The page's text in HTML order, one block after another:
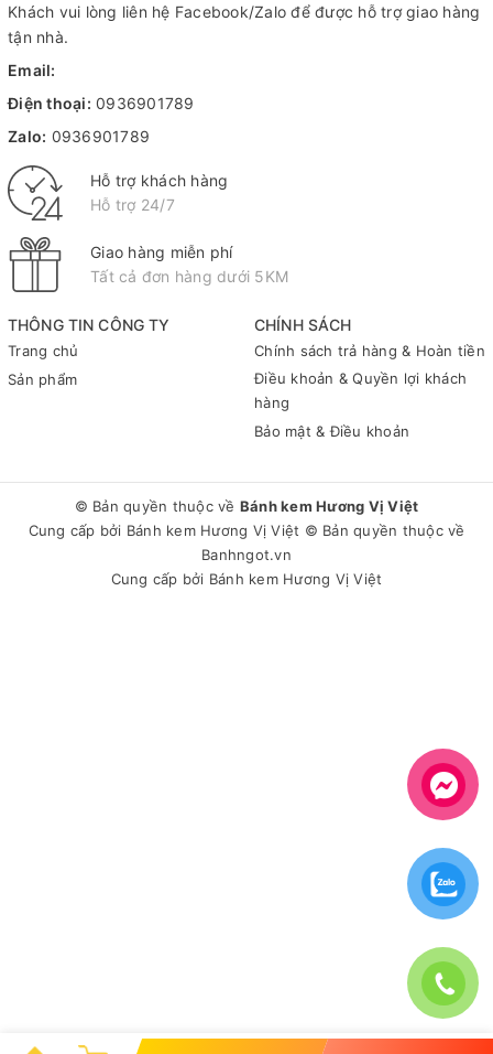
THÔNG TIN CÔNG TY
Trang chủ
Sản phẩm
CHÍNH SÁCH
Chính sách trả hàng & Hoàn tiền
Điều khoản & Quyền lợi khách
hàng
Bảo mật & Điều khoản
Khách vui lòng liên hệ Facebook/Zalo để được hỗ trợ giao hàng
tận nhà.
Email:
Điện thoại: 0936901789
Zalo: 0936901789
Hỗ trợ khách hàng
Hỗ trợ 24/7
Giao hàng miễn phí
Tất cả đơn hàng dưới 5KM
© Bản quyền thuộc về Bánh kem Hương Vị Việt
Cung cấp bởi Bánh kem Hương Vị Việt © Bản quyền thuộc về
Banhngot.vn
Cung cấp bởi Bánh kem Hương Vị Việt